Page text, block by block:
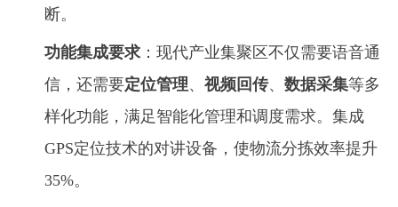
断。
功能集成要求 ：现代产业集聚区不仅需要语音通
信，还需要定位管理、 视频回传、 数据采集等多
样化功能，满足智能化管理和调度需求。集成
GPS定位技术的对讲设备，使物流分拣效率提升
35%。